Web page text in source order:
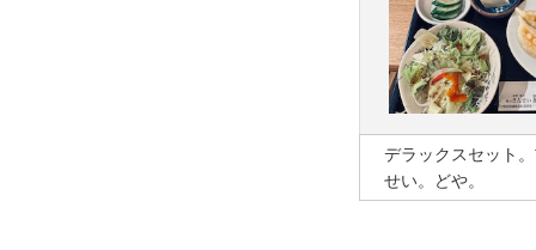
デラックスセット
せい。どや。